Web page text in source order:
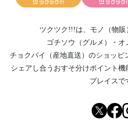
ツクツク!!!は、 モノ（物販
ゴチソウ（グルメ）
・ オ
チョクバイ（産地直送） のショッピ
シェアし合う おすそ分けポイント機
プレイスで